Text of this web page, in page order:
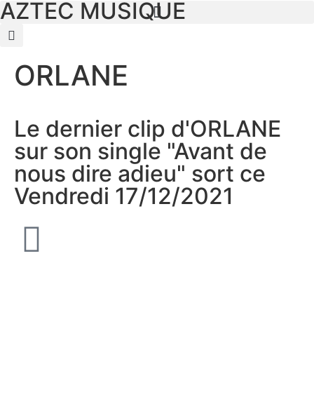
AZTEC MUSIQUE
ORLANE
Le dernier clip d'ORLANE
sur son single "Avant de
nous dire adieu" sort ce
Vendredi 17/12/2021